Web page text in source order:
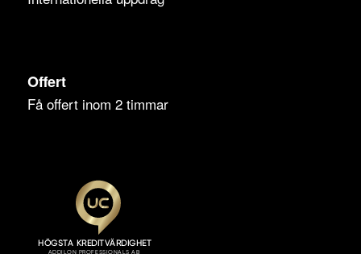
Offert
Få offert inom 2 timmar